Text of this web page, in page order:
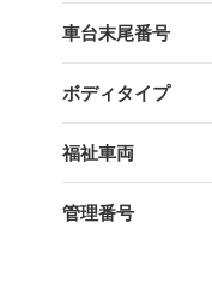
車台末尾番号
ボディタイプ
福祉車両
管理番号